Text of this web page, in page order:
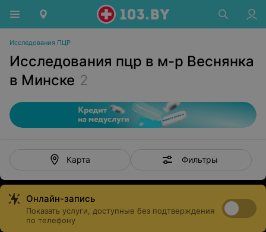
Исследования ПЦР
Исследования пцр в м-р Веснянка
в Минске 2
Карта Фильтры
Онлайн-запись
Показать услуги, доступные без подтверждения
по телефону